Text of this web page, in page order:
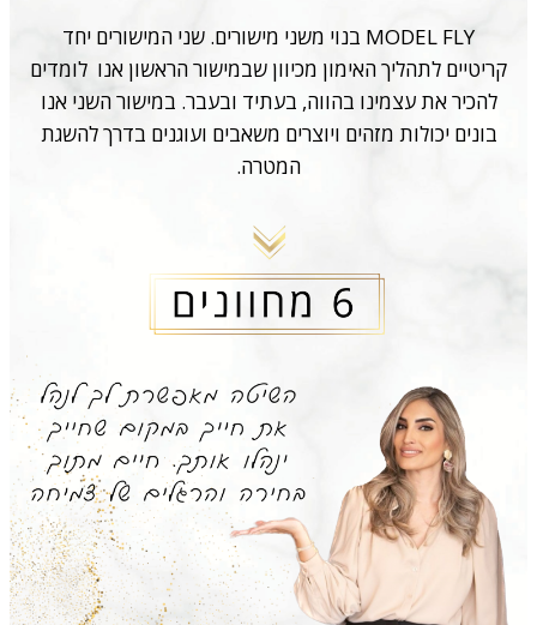
MODEL FLY בנוי משני מישורים.
שני המישורים יחד
קריטיים לתהליך האימון מכיוון שבמישור הראשון אנו לומדים
להכיר את עצמינו בהווה, בעתיד ובעבר. במישור השני אנו
בונים יכולות מזהים ויוצרים משאבים ועוגנים בדרך להשגת
המטרה.